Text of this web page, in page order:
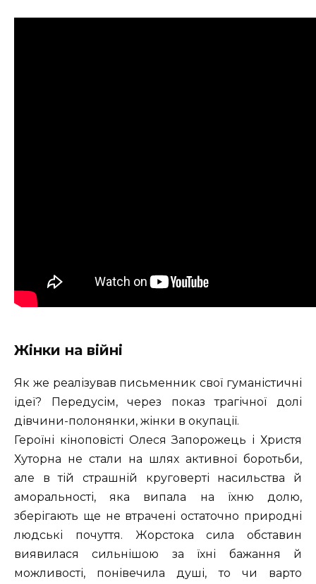
Жінки на війні
Як же реалізував письменник свої гуманістичні
ідеї? Передусім, через показ трагічної долі
дівчини-полонянки, жінки в окупації.
Героїні кіноповісті Олеся Запорожець і Христя
Хуторна не стали на шлях активної боротьби,
але в тій страшній круговерті насильства й
аморальності, яка випала на їхню долю,
зберігають ще не втрачені остаточно природні
людські почуття. Жорстока сила обставин
виявилася сильнішою за їхні бажання й
можливості, понівечила душі, то чи варто